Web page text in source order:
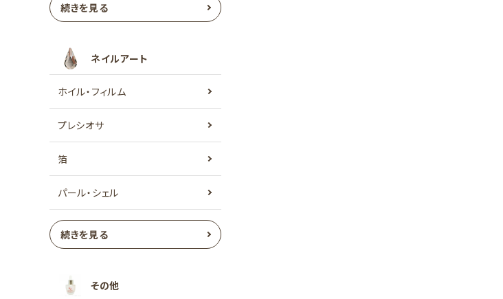
続きを見る
ネイルアート
ホイル・フィルム
プレシオサ
箔
パール・シェル
続きを見る
その他